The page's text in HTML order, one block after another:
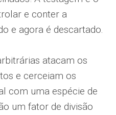
e conter a
e agora é descartado.
atacam os
e cerceiam os
com uma espécie de
um fator de divisão